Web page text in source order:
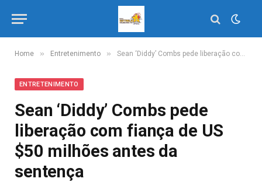
Home » Entretenimento » Sean ‘Diddy’ Combs pede liberação com fiança de US $50 milhões antes da sentença
ENTRETENIMENTO
Sean ‘Diddy’ Combs pede
liberação com fiança de US
$50 milhões antes da
sentença